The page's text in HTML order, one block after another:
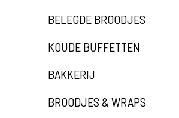
BELEGDE BROODJES
KOUDE BUFFETTEN
BAKKERIJ
BROODJES & WRAPS